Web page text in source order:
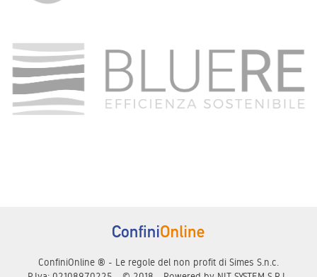
ConfiniOnline ® - Le regole del non profit di Simes S.n.c.